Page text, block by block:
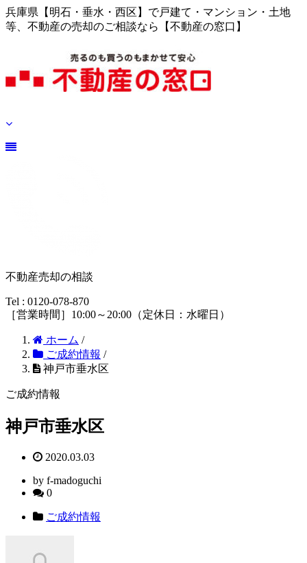
兵庫県【明石・垂水・西区】で戸建て・マンション・土地
等、不動産の売却のご相談なら【不動産の窓口】
不動産売却の相談
Tel : 0120-078-870
［営業時間］10:00～20:00（定休日：水曜日）
ホーム /
ご成約情報 /
神戸市垂水区
ご成約情報
神戸市垂水区
2020.03.03
by f-madoguchi
0
ご成約情報